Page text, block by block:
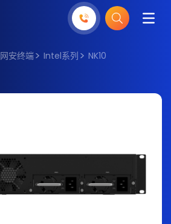
网安终端 Intel系列 NK10